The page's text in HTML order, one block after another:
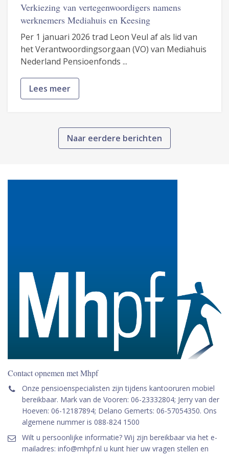
Verkiezing van vertegenwoordigers namens
werknemers Mediahuis en Keesing
Per 1 januari 2026 trad Leon Veul af als lid van
het Verantwoordingsorgaan (VO) van Mediahuis
Nederland Pensioenfonds ...
Lees meer
Naar eerdere berichten
Contact opnemen met Mhpf
Onze pensioenspecialisten zijn tijdens kantooruren mobiel
bereikbaar. Mark van de Vooren: 06-23332804; Jerry van der
Hoeven: 06-12187894; Delano Gemerts: 06-57054350. Ons
algemene nummer is 088-824 1500
Wilt u persoonlijke informatie? Wij zijn bereikbaar via het e-
mailadres: info@mhpf.nl u kunt hier uw vragen stellen en